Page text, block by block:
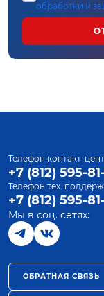
обработки и
Телефон контакт-
+7 (812) 595-
Телефон тех.
+7 (812) 595-
Мы в соц. сетях:
ОБРАТНАЯ СВЯЗЬ